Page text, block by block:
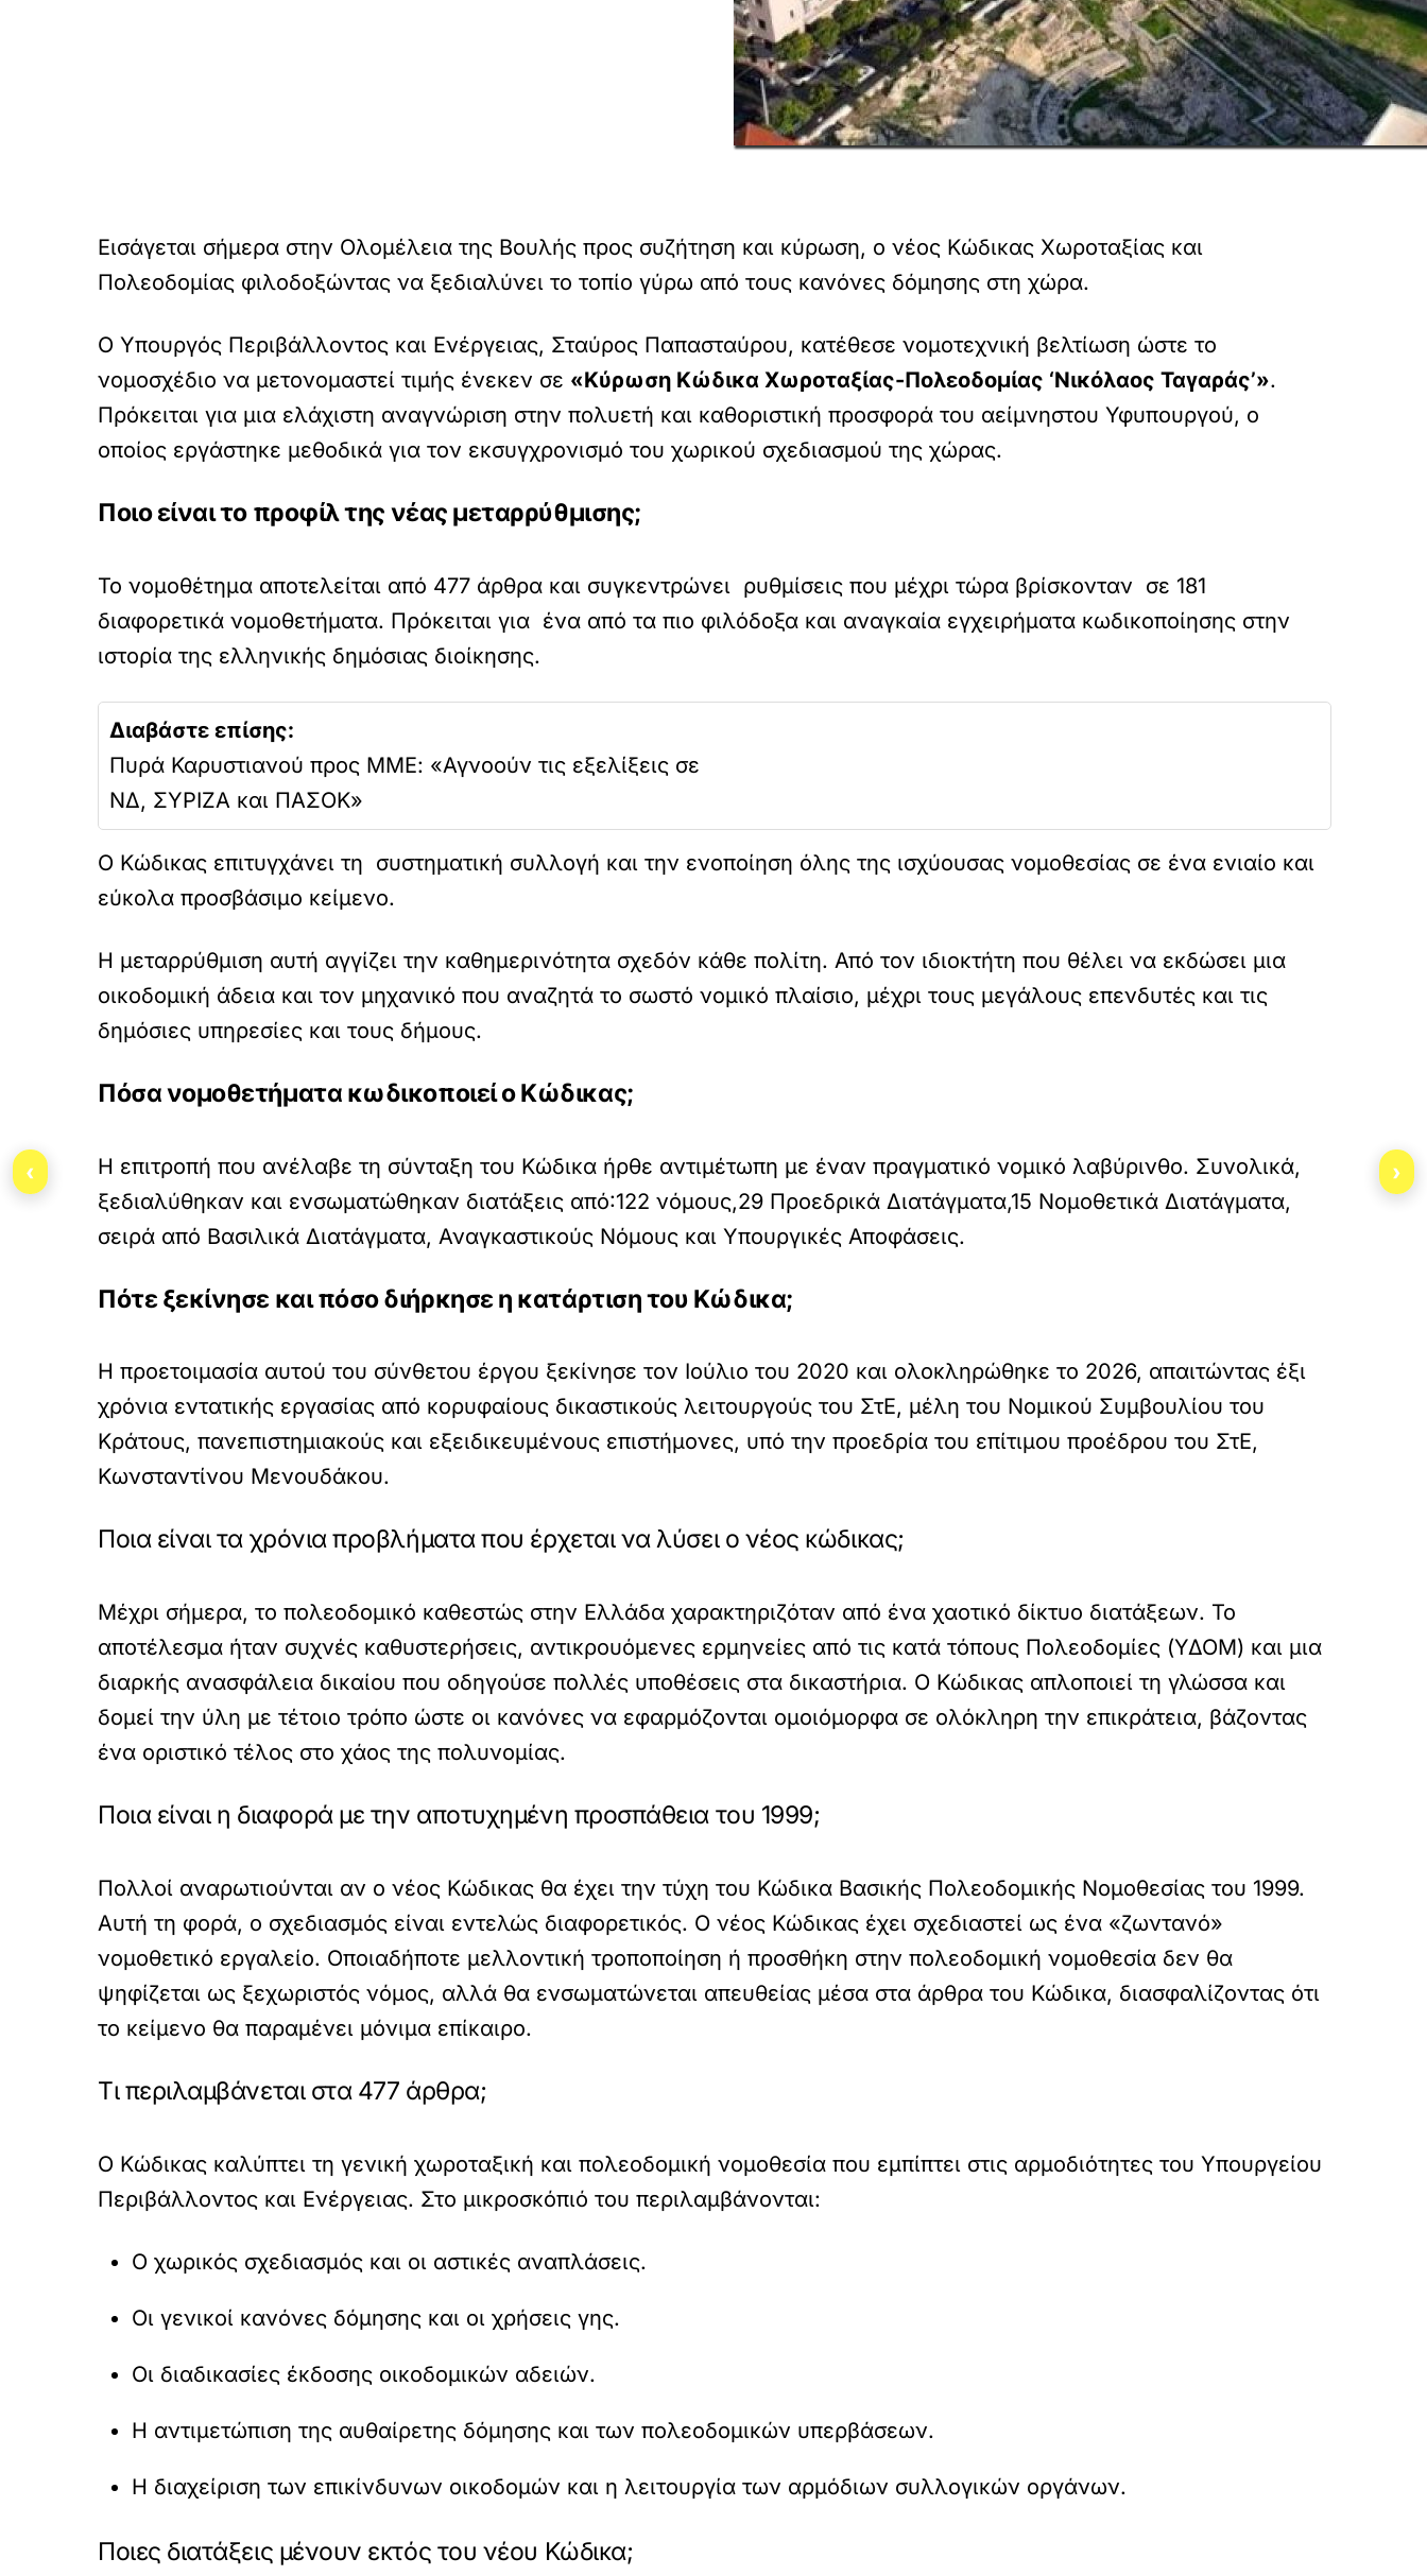
Εισάγεται σήμερα στην Ολομέλεια της Βουλής προς συζήτηση και κύρωση, ο νέος Κώδικας Χωροταξίας και
Πολεοδομίας φιλοδοξώντας να ξεδιαλύνει το τοπίο γύρω από τους κανόνες δόμησης στη χώρα.
Ο Υπουργός Περιβάλλοντος και Ενέργειας, Σταύρος Παπασταύρου, κατέθεσε νομοτεχνική βελτίωση ώστε το
νομοσχέδιο να μετονομαστεί τιμής ένεκεν σε «Κύρωση Κώδικα Χωροταξίας-Πολεοδομίας ‘Νικόλαος Ταγαράς’».
Πρόκειται για μια ελάχιστη αναγνώριση στην πολυετή και καθοριστική προσφορά του αείμνηστου Υφυπουργού, ο
οποίος εργάστηκε μεθοδικά για τον εκσυγχρονισμό του χωρικού σχεδιασμού της χώρας.
Ποιο είναι το προφίλ της νέας μεταρρύθμισης;
Το νομοθέτημα αποτελείται από 477 άρθρα και συγκεντρώνει ρυθμίσεις που μέχρι τώρα βρίσκονταν σε 181
διαφορετικά νομοθετήματα. Πρόκειται για ένα από τα πιο φιλόδοξα και αναγκαία εγχειρήματα κωδικοποίησης στην
ιστορία της ελληνικής δημόσιας διοίκησης.
Διαβάστε επίσης:
Πυρά Καρυστιανού προς ΜΜΕ: «Αγνοούν τις εξελίξεις σε
ΝΔ, ΣΥΡΙΖΑ και ΠΑΣΟΚ»
Ο Κώδικας επιτυγχάνει τη συστηματική συλλογή και την ενοποίηση όλης της ισχύουσας νομοθεσίας σε ένα ενιαίο και
εύκολα προσβάσιμο κείμενο.
Η μεταρρύθμιση αυτή αγγίζει την καθημερινότητα σχεδόν κάθε πολίτη. Από τον ιδιοκτήτη που θέλει να εκδώσει μια
οικοδομική άδεια και τον μηχανικό που αναζητά το σωστό νομικό πλαίσιο, μέχρι τους μεγάλους επενδυτές και τις
δημόσιες υπηρεσίες και τους δήμους.
Πόσα νομοθετήματα κωδικοποιεί ο Κώδικας;
Η επιτροπή που ανέλαβε τη σύνταξη του Κώδικα ήρθε αντιμέτωπη με έναν πραγματικό νομικό λαβύρινθο. Συνολικά,
ξεδιαλύθηκαν και ενσωματώθηκαν διατάξεις από:122 νόμους,29 Προεδρικά Διατάγματα,15 Νομοθετικά Διατάγματα,
σειρά από Βασιλικά Διατάγματα, Αναγκαστικούς Νόμους και Υπουργικές Αποφάσεις.
Πότε ξεκίνησε και πόσο διήρκησε η κατάρτιση του Κώδικα;
Η προετοιμασία αυτού του σύνθετου έργου ξεκίνησε τον Ιούλιο του 2020 και ολοκληρώθηκε το 2026, απαιτώντας έξι
χρόνια εντατικής εργασίας από κορυφαίους δικαστικούς λειτουργούς του ΣτΕ, μέλη του Νομικού Συμβουλίου του
Κράτους, πανεπιστημιακούς και εξειδικευμένους επιστήμονες, υπό την προεδρία του επίτιμου προέδρου του ΣτΕ,
Κωνσταντίνου Μενουδάκου.
Ποια είναι τα χρόνια προβλήματα που έρχεται να λύσει ο νέος κώδικας;
Μέχρι σήμερα, το πολεοδομικό καθεστώς στην Ελλάδα χαρακτηριζόταν από ένα χαοτικό δίκτυο διατάξεων. Το
αποτέλεσμα ήταν συχνές καθυστερήσεις, αντικρουόμενες ερμηνείες από τις κατά τόπους Πολεοδομίες (ΥΔΟΜ) και μια
διαρκής ανασφάλεια δικαίου που οδηγούσε πολλές υποθέσεις στα δικαστήρια. Ο Κώδικας απλοποιεί τη γλώσσα και
δομεί την ύλη με τέτοιο τρόπο ώστε οι κανόνες να εφαρμόζονται ομοιόμορφα σε ολόκληρη την επικράτεια, βάζοντας
ένα οριστικό τέλος στο χάος της πολυνομίας.
Ποια είναι η διαφορά με την αποτυχημένη προσπάθεια του 1999;
Πολλοί αναρωτιούνται αν ο νέος Κώδικας θα έχει την τύχη του Κώδικα Βασικής Πολεοδομικής Νομοθεσίας του 1999.
Αυτή τη φορά, ο σχεδιασμός είναι εντελώς διαφορετικός. Ο νέος Κώδικας έχει σχεδιαστεί ως ένα «ζωντανό»
νομοθετικό εργαλείο. Οποιαδήποτε μελλοντική τροποποίηση ή προσθήκη στην πολεοδομική νομοθεσία δεν θα
ψηφίζεται ως ξεχωριστός νόμος, αλλά θα ενσωματώνεται απευθείας μέσα στα άρθρα του Κώδικα, διασφαλίζοντας ότι
το κείμενο θα παραμένει μόνιμα επίκαιρο.
Τι περιλαμβάνεται στα 477 άρθρα;
Ο Κώδικας καλύπτει τη γενική χωροταξική και πολεοδομική νομοθεσία που εμπίπτει στις αρμοδιότητες του Υπουργείου
Περιβάλλοντος και Ενέργειας. Στο μικροσκόπιό του περιλαμβάνονται:
Ο χωρικός σχεδιασμός και οι αστικές αναπλάσεις.
Οι γενικοί κανόνες δόμησης και οι χρήσεις γης.
Οι διαδικασίες έκδοσης οικοδομικών αδειών.
Η αντιμετώπιση της αυθαίρετης δόμησης και των πολεοδομικών υπερβάσεων.
Η διαχείριση των επικίνδυνων οικοδομών και η λειτουργία των αρμόδιων συλλογικών οργάνων.
Ποιες διατάξεις μένουν εκτός του νέου Κώδικα;
‹ ›